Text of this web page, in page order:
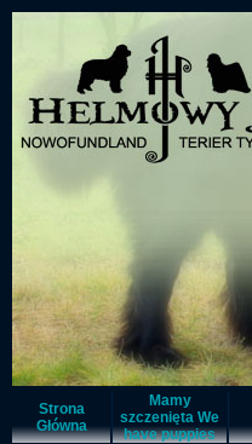
Strona
Główna
Mamy
szczenięta We
have puppies